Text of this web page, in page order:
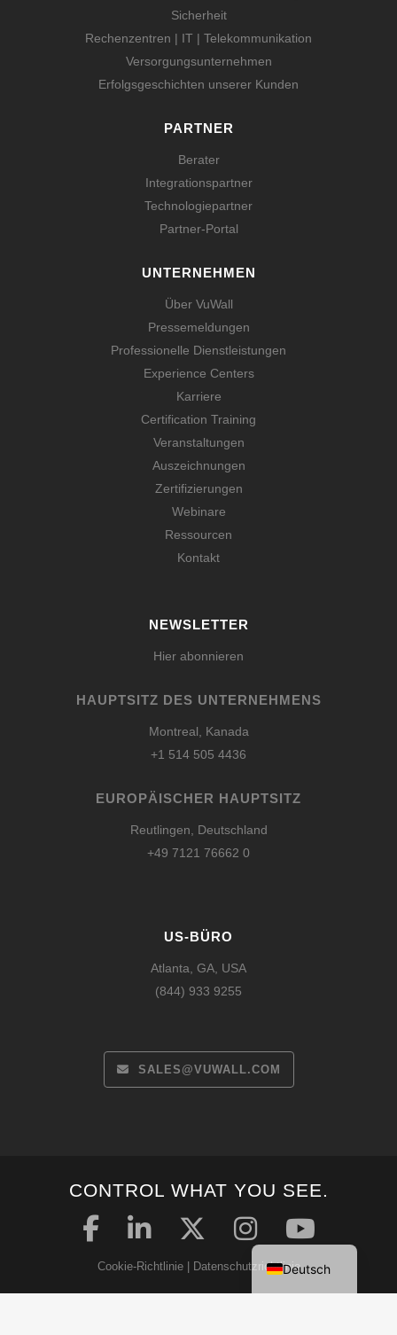
Sicherheit
Rechenzentren | IT | Telekommunikation
Versorgungsunternehmen
Erfolgsgeschichten unserer Kunden
PARTNER
Berater
Integrationspartner
Technologiepartner
Partner-Portal
UNTERNEHMEN
Über VuWall
Pressemeldungen
Professionelle Dienstleistungen
Experience Centers
Karriere
Certification Training
Veranstaltungen
Auszeichnungen
Zertifizierungen
Webinare
Ressourcen
Kontakt
NEWSLETTER
Hier abonnieren
HAUPTSITZ DES UNTERNEHMENS
Montreal, Kanada
+1 514 505 4436
EUROPÄISCHER HAUPTSITZ
Reutlingen, Deutschland
+49 7121 76662 0
US-BÜRO
Atlanta, GA, USA
(844) 933 9255
SALES@VUWALL.COM
CONTROL WHAT YOU SEE.
Cookie-Richtlinie| DatenschutzrichtlinieDeutsch
English
Español